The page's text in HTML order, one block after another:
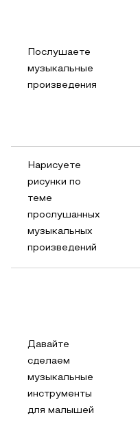
Послушаете
музыкальные
произведения
Нарисуете
рисунки по
теме
прослушанных
музыкальных
произведений
Давайте
сделаем
музыкальные
инструменты
для малышей